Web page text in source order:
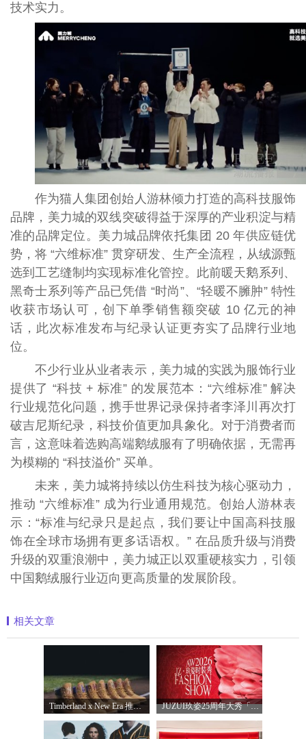
技术实力。
作为猫人集团创始人游林倾力打造的高科技服饰
品牌，美力城的双线突破得益于深厚的产业积淀与精
准的品牌定位。美力城品牌依托集团 20 年供应链优
势，将 “六维标准” 贯穿研发、生产全流程，从绒源甄
选到工艺缝制均实现标准化管控。此前暖天鹅系列、
黑奇士系列等产品已凭借 “时尚”、“轻暖不臃肿” 特性
收获市场认可，创下单季销售额突破 10 亿元的神
话，此次标准发布与纪录认证更夯实了品牌行业地
位。
不少行业从业者表示，美力城的实践为服饰行业
提供了 “科技 + 标准” 的发展范本：“六维标准” 解决
行业规范化问题，携手世界记录保持者李泽川再次打
破吉尼斯纪录，科技价值更加具象化。对于消费者而
言，这意味着选购高端鹅绒服有了明确依据，无需再
为模糊的 “科技溢价” 买单。
未来，美力城将持续以仿生科技为核心驱动力，
推动 “六维标准” 成为行业通用规范。创始人游林表
示：“标准与纪录只是起点，我们要让中国高科技服
饰在全球市场拥有更多话语权。” 在品质升级与消费
升级的双重浪潮中，美力城正以双重硬核实力，引领
中国鹅绒服行业迈向更高质量的发展阶段。
相关文章
Timberland x New Era 推出全新联名系列，以经 JUZUI玖姿25周年大秀「循光新生」 光起二